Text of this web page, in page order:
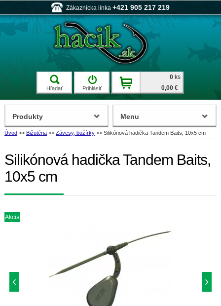
Zákaznícka linka +421 905 217 219
Hľadať Prihlásiť
0 ks
0,00 €
Úvod >> Bižutéria >> Závesy, bužírky >> Silikónová hadička Tandem Baits, 10x5 cm
Silikónová hadička Tandem Baits,
10x5 cm
Akcia
Produkty Menu